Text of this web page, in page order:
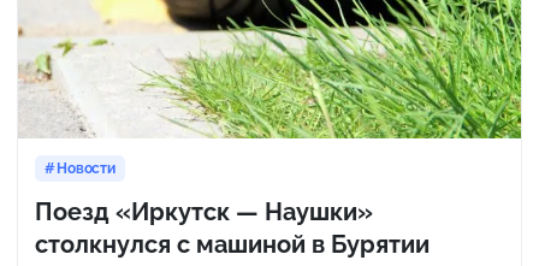
Новости
Поезд «Иркутск — Наушки»
столкнулся с машиной в Бурятии